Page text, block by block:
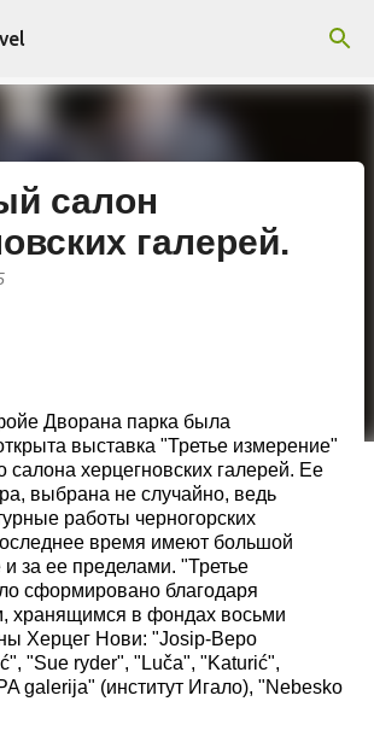
контенту
салон
галерей.
Дворана парка была
выставка "Третье измерение"
салона херцегновских галерей. Ее
выбрана не случайно, ведь
работы черногорских
время имеют большой
за ее пределами. "Третье
сформировано благодаря
хранящимся в фондах восьми
Херцег Нови: "Josip-Bepo
, "Sue ryder", "Luča", "Katurić",
gаlerija" (институт Игало), "Nebesko